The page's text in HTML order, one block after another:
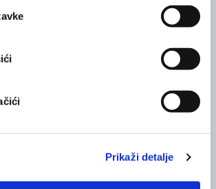
Prikaži detalje
temeljenih na iskustvu
Prije uporabe pažljivo
svog liječnika ili